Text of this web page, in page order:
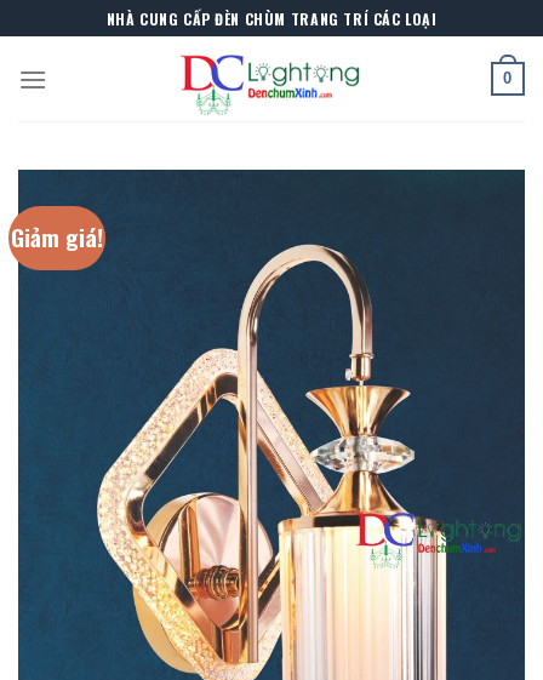
to
content
NHÀ CUNG CẤP ĐÈN CHÙM TRANG TRÍ CÁC LOẠI
0
Giảm giá!